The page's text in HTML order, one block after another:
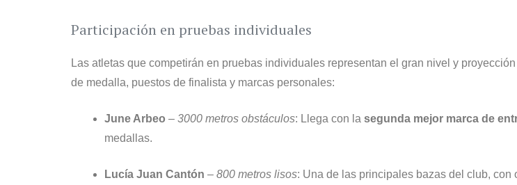
Participación en pruebas individuales
Las atletas que competirán en pruebas individuales representan el gran nivel y
de medalla, puestos de finalista y marcas personales:
June Arbeo – 3000 metros obstáculos: Llega con la segunda mejor marca de
medallas.
Lucía Juan Cantón – 800 metros lisos: Una de las principales bazas del club,